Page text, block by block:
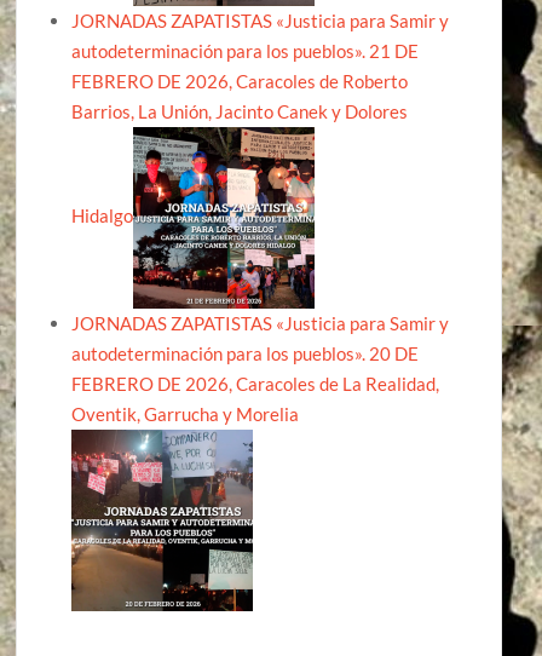
JORNADAS ZAPATISTAS «Justicia para Samir y
autodeterminación para los pueblos». 21 DE
FEBRERO DE 2026, Caracoles de Roberto
Barrios, La Unión, Jacinto Canek y Dolores
Hidalgo
JORNADAS ZAPATISTAS «Justicia para Samir y
autodeterminación para los pueblos». 20 DE
FEBRERO DE 2026, Caracoles de La Realidad,
Oventik, Garrucha y Morelia